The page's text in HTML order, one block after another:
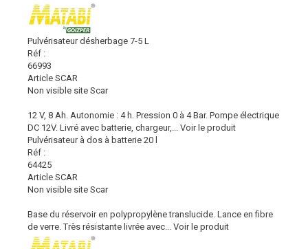
Pulvérisateur désherbage 7-5 L
Réf :
66993
Article SCAR
Non visible site Scar
12 V, 8 Ah. Autonomie : 4 h. Pression 0 à 4 Bar. Pompe électrique
DC 12V. Livré avec batterie, chargeur,...
Voir le produit
Pulvérisateur à dos à batterie 20 l
Réf :
64425
Article SCAR
Non visible site Scar
Base du réservoir en polypropylène translucide. Lance en fibre
de verre. Très résistante livrée avec...
Voir le produit